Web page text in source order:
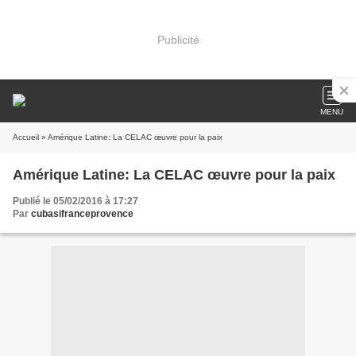
Publicité
MENU
Accueil » Amérique Latine: La CELAC œuvre pour la paix
Amérique Latine: La CELAC œuvre pour la paix
Publié le 05/02/2016 à 17:27
Par cubasifranceprovence